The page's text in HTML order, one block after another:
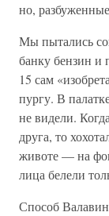
но,
Мы пытались
банку бензин и
15 сам
пургу. В
не видели.
друга, то
животе — на
лица белели
Способ